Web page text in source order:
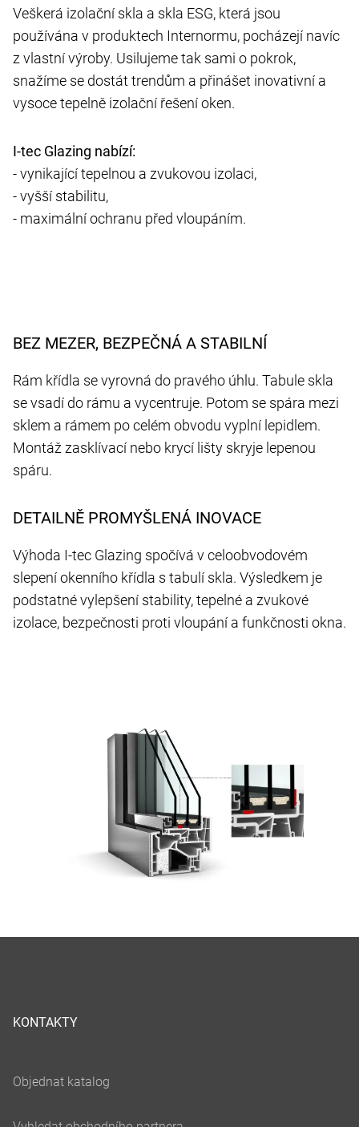
Veškerá izolační skla a skla ESG, která jsou
používána v produktech Internormu, pocházejí navíc
z vlastní výroby. Usilujeme tak sami o pokrok,
snažíme se dostát trendům a přinášet inovativní a
vysoce tepelně izolační řešení oken.
I-tec Glazing nabízí:
- vynikající tepelnou a zvukovou izolaci,
- vyšší stabilitu,
- maximální ochranu před vloupáním.
BEZ MEZER, BEZPEČNÁ A STABILNÍ
Rám křídla se vyrovná do pravého úhlu. Tabule skla
se vsadí do rámu a vycentruje. Potom se spára mezi
sklem a rámem po celém obvodu vyplní lepidlem.
Montáž zasklívací nebo krycí lišty skryje lepenou
spáru.
DETAILNĚ PROMYŠLENÁ INOVACE
Výhoda I-tec Glazing spočívá v celoobvodovém
slepení okenního křídla s tabulí skla. Výsledkem je
podstatné vylepšení stability, tepelné a zvukové
izolace, bezpečnosti proti vloupání a funkčnosti okna.
KONTAKTY